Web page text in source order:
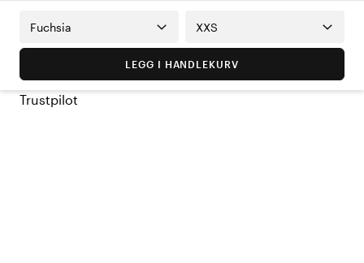
Fuchsia XXS
LEGG I HANDLEKURV
Trustpilot